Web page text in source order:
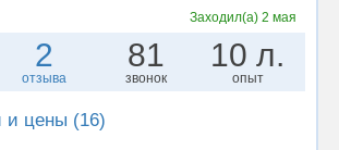
Заходил(а)2 мая
2
отзыва
81
звонок
10 л.
опыт
и цены (16)